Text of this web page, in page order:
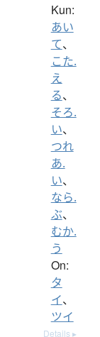
Kun:
あい
て、
こた.
え
る、
そろ.
い、
つれ
あ.
い、
なら.
ぶ、
むか.
う
On:
タ
イ、
ツイ
Details ▸